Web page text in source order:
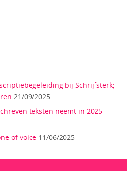
bij Schrijfsterk;
21/09/2025
teksten neemt in 2025
of voice 11/06/2025